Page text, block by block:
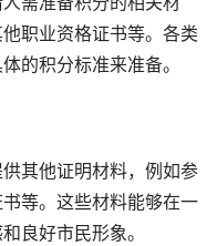
职业资格证书等。各类
的积分标准来准备。
其他证明材料，例如参
等。这些材料能够在一
良好市民形象。